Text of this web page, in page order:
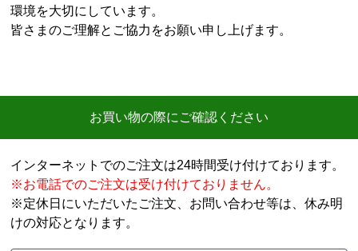
環境を大切にしています。
皆さまのご理解とご協力をお願い申し上げます。
お買い物の際にご確認ください
インターネットでのご注文は24時間受け付けております。
※お電話でのご注文は受け付けておりません。
※定休日にいただいたご注文、お問い合わせ等は、休み明
けの対応となります。